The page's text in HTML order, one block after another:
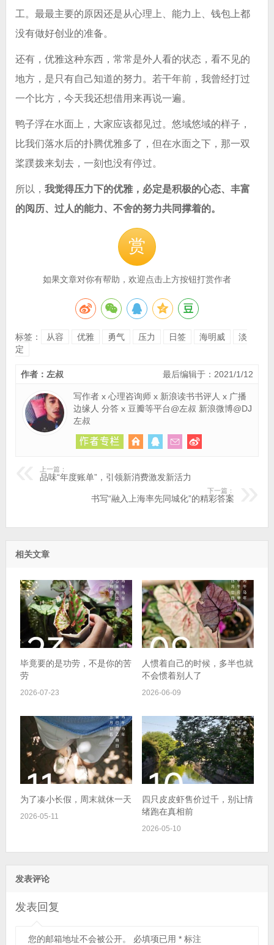
工。最最主要的原因还是从心理上、能力上、钱包上都
没有做好创业的准备。
还有，优雅这种东西，常常是外人看的状态，看不见的
地方，是只有自己知道的努力。若干年前，我曾经打过
一个比方，今天我还想借用来再说一遍。
鸭子浮在水面上，大家应该都见过。悠域悠域的样子，
比我们落水后的扑腾优雅多了，但在水面之下，那一双
桨蹼拨来划去，一刻也没有停过。
所以， 我觉得压力下的优雅，必定是积极的心态、丰富
的阅历、过人的能力、不舍的努力共同撑着的。
赏
如果文章对你有帮助，欢迎点击上方按钮打赏作者
标签： 从容 优雅 勇气 压力 日签 海明威
淡
定
最后编辑于：2021/1/12
作者：左叔
写作者 x 心理咨询师 x 新浪读书书评人 x 广播
边缘人 分答 x 豆瓣等平台@左叔 新浪微博@DJ
左叔
上一篇：
品味“年度账单”，引领新消费激发新活力
下一篇：
书写“融入上海率先同城化”的精彩答案
相关文章
毕竟要的是功劳，不是你的苦
劳
2026-07-23
人惯着自己的时候，多半也就
不会惯着别人了
2026-06-09
为了凑小长假，周末就休一天
2026-05-11
四只皮皮虾售价过千，别让情
绪跑在真相前
2026-05-10
发表评论
发表回复
您的邮箱地址不会被公开。 必填项已用 *标注